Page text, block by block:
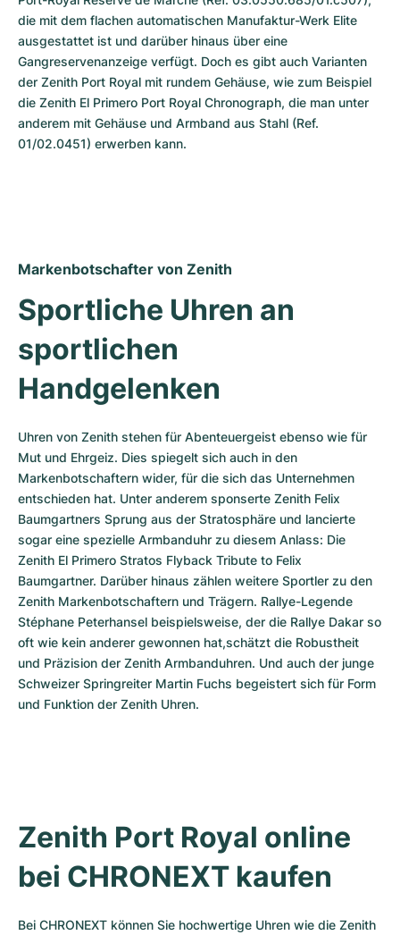
die mit dem flachen automatischen Manufaktur-Werk Elite
ausgestattet ist und darüber hinaus über eine
Gangreservenanzeige verfügt. Doch es gibt auch Varianten
der Zenith Port Royal mit rundem Gehäuse, wie zum Beispiel
die Zenith El Primero Port Royal Chronograph, die man unter
anderem mit Gehäuse und Armband aus Stahl (Ref.
01/02.0451) erwerben kann.
Markenbotschafter von Zenith
Sportliche Uhren an
sportlichen
Handgelenken
Uhren von Zenith stehen für Abenteuergeist ebenso wie für
Mut und Ehrgeiz. Dies spiegelt sich auch in den
Markenbotschaftern wider, für die sich das Unternehmen
entschieden hat. Unter anderem sponserte Zenith Felix
Baumgartners Sprung aus der Stratosphäre und lancierte
sogar eine spezielle Armbanduhr zu diesem Anlass: Die
Zenith El Primero Stratos Flyback Tribute to Felix
Baumgartner. Darüber hinaus zählen weitere Sportler zu den
Zenith Markenbotschaftern und Trägern. Rallye-Legende
Stéphane Peterhansel beispielsweise, der die Rallye Dakar so
oft wie kein anderer gewonnen hat,schätzt die Robustheit
und Präzision der Zenith Armbanduhren. Und auch der junge
Schweizer Springreiter Martin Fuchs begeistert sich für Form
und Funktion der Zenith Uhren.
Zenith Port Royal online
bei CHRONEXT kaufen
Bei CHRONEXT können Sie hochwertige Uhren wie die Zenith